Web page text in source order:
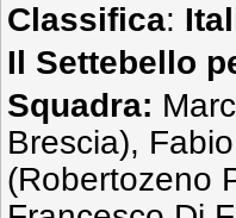
Classifica:
Il Settebello
Squadra:
Brescia),
(Robertozeno